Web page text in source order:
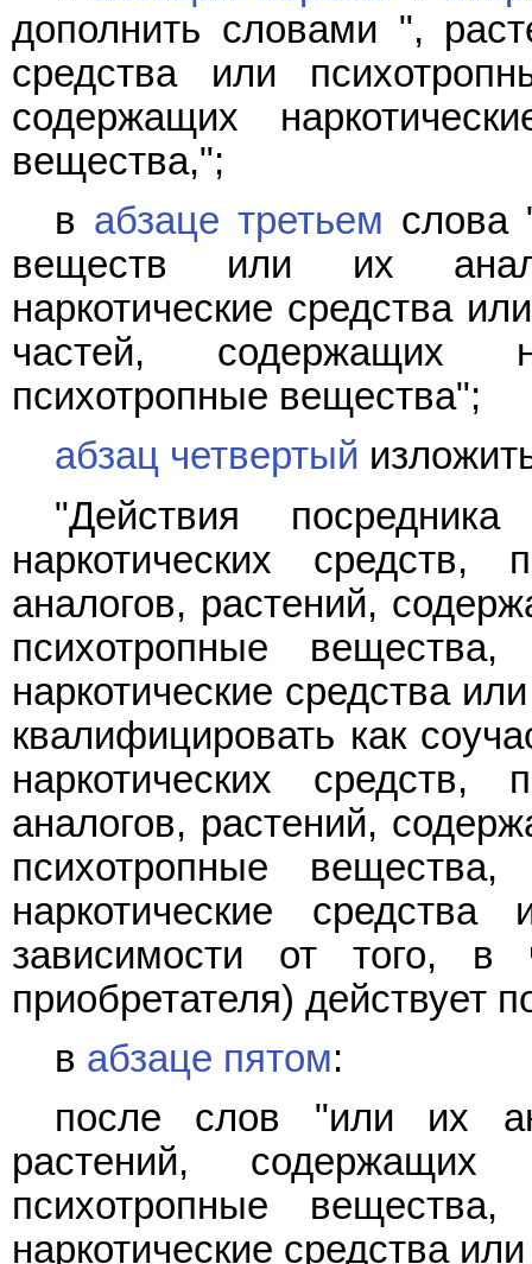
дополнить словами ",
средства или
содержащих
вещества,";
в абзаце третьем слова
веществ или их
наркотические средства
частей, содержащих
психотропные вещества";
абзац четвертый
"Действия
наркотических
аналогов, растений,
психотропные
наркотические средства
квалифицировать как
наркотических
аналогов, растений,
психотропные
наркотические
зависимости от того, в
приобретателя) действует
в абзаце пятом:
после слов "или их
растений, содержащих
психотропные
наркотические средства